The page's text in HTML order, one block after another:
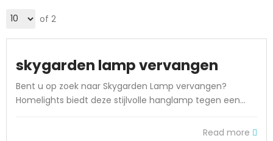
of 2
skygarden lamp vervangen
Bent u op zoek naar Skygarden Lamp vervangen?
Homelights biedt deze stijlvolle hanglamp tegen een...
Read more